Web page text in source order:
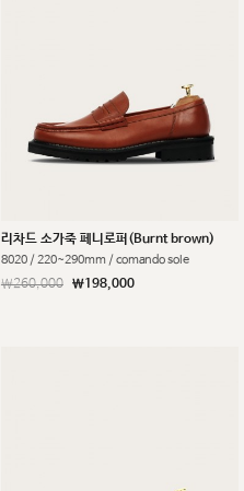
리차드 소가죽 페니로퍼(Burnt brown)
8020 / 220~290mm / comando sole
￦260,000 ￦198,000